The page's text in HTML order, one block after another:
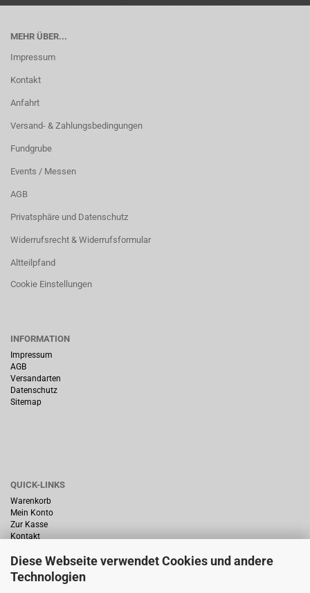
Diese Webseite verwendet Cookies und andere
Technologien
MEHR ÜBER...
Impressum
Kontakt
Anfahrt
Versand- & Zahlungsbedingungen
Fundgrube
Events / Messen
AGB
Privatsphäre und Datenschutz
Widerrufsrecht & Widerrufsformular
Altteilpfand
Cookie Einstellungen
INFORMATION
Impressum
AGB
Versandarten
Datenschutz
Sitemap
QUICK-LINKS
Warenkorb
Mein Konto
Zur Kasse
Kontakt